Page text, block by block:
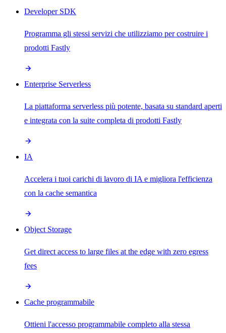
Developer SDK
Programma gli stessi servizi che utilizziamo per costruire i
prodotti Fastly
Enterprise Serverless
La piattaforma serverless più potente, basata su standard aperti
e integrata con la suite completa di prodotti Fastly
IA
Accelera i tuoi carichi di lavoro di IA e migliora l'efficienza
con la cache semantica
Object Storage
Get direct access to large files at the edge with zero egress
fees
Cache programmabile
Ottieni l'accesso programmabile completo alla stessa